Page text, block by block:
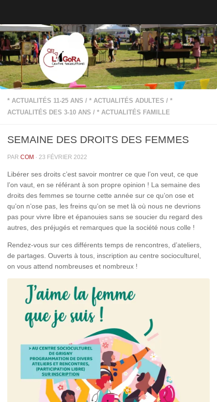
* ACTUALITÉS 11-25 ANS / * ACTUALITÉS ADULTES / *
ACTUALITÉS DES 3-10 ANS / * ACTUALITÉS FAMILLE
SEMAINE DES DROITS DES FEMMES
PAR COM · 23 FÉVRIER 2022
Libérer ses droits c’est savoir montrer ce que l’on veut, ce que
l’on vaut, en se référant à son propre opinion ! La semaine des
droits des femmes se tourne cette année sur ce qu’on ose et
qu’on n’ose pas, les freins qu’on se met là où nous ne devrions
pas pour vivre libre et épanouies sans se soucier du regard des
autres, des préjugés et remarques que la société nous colle !
Rendez-vous sur ces différents temps de rencontres, d’ateliers,
de partages. Ouverts à tous, inscription au centre socioculturel,
on vous attend nombreuses et nombreux !